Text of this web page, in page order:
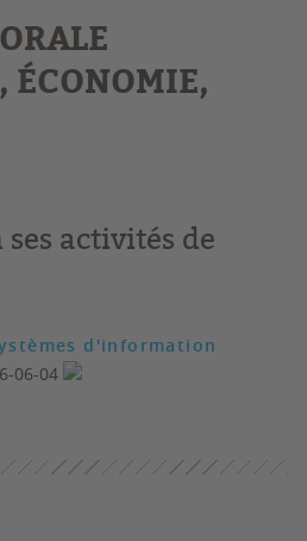
ÉCONOMIE,
activités de
d'information
06-04